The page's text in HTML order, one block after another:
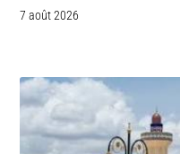
7 août 2026